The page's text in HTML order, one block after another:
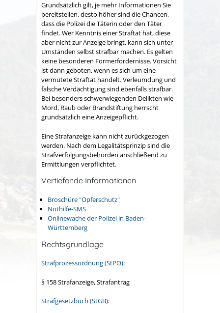
Grundsätzlich gilt, je mehr Informationen Sie
bereitstellen, desto höher sind die Chancen,
dass die Polizei die Täterin oder den Täter
findet. Wer Kenntnis einer Straftat hat, diese
aber nicht zur Anzeige bringt, kann sich unter
Umständen selbst strafbar machen. Es gelten
keine besonderen Formerfordernisse. Vorsicht
ist dann geboten, wenn es sich um eine
vermutete Straftat handelt. Verleumdung und
falsche Verdächtigung sind ebenfalls strafbar.
Bei besonders schwerwiegenden Delikten wie
Mord, Raub oder Brandstiftung herrscht
grundsätzlich eine Anzeigepflicht.
Eine Strafanzeige kann nicht zurückgezogen
werden. Nach dem Legalitätsprinzip sind die
Strafverfolgungsbehörden anschließend zu
Ermittlungen verpflichtet.
Vertiefende Informationen
Broschüre "Opferschutz"
Nothilfe-SMS
Onlinewache der Polizei in Baden-
Württemberg
Rechtsgrundlage
Strafprozessordnung (StPO):
§ 158 Strafanzeige, Strafantrag
Strafgesetzbuch (StGB):